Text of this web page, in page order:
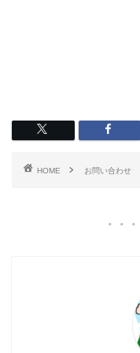
HOME お問い合わせ